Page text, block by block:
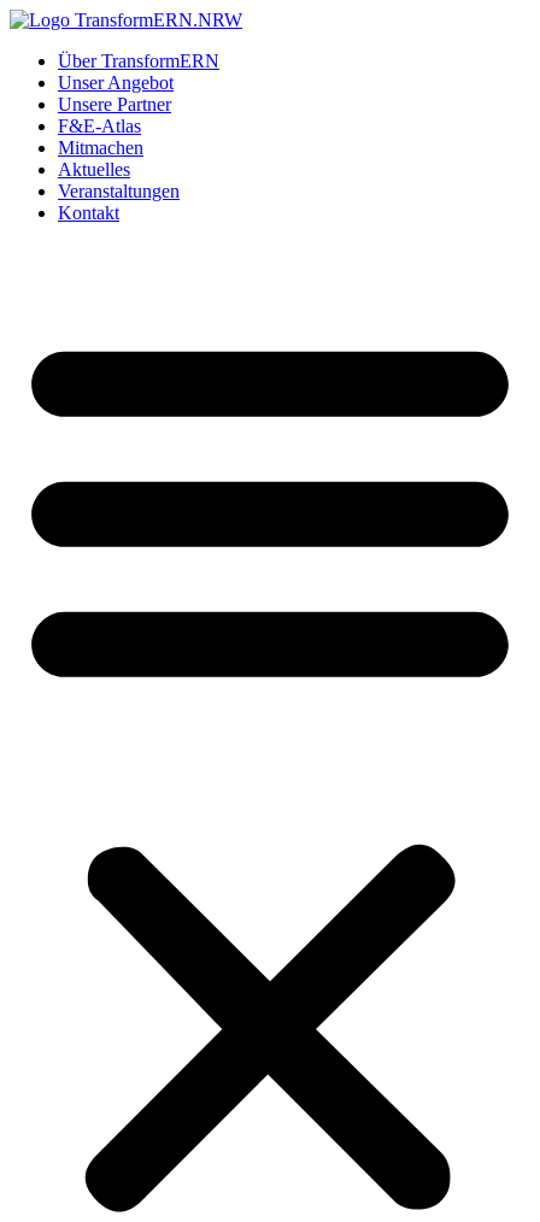
Zum
springenÜber TransformERN
Unser Angebot
Unsere Partner
F&E-Atlas
Mitmachen
Aktuelles
Veranstaltungen
Kontakt